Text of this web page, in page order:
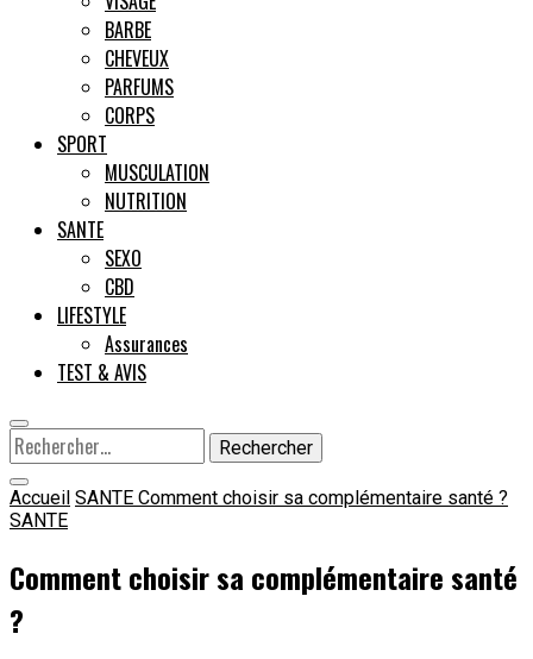
Male
BARBE
CHEVEUX
PARFUMS
CORPS
SPORT
MUSCULATION
NUTRITION
SANTE
SEXO
CBD
LIFESTYLE
Assurances
TEST & AVIS
Rechercher :
Accueil SANTE Comment choisir sa complémentaire santé ?
SANTE
Comment choisir sa complémentaire santé
?